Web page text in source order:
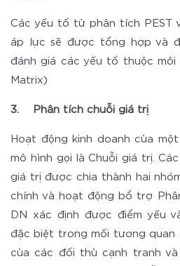
Các yếu tố từ phân tích PEST
áp lực sẽ được tổng hợp và
đánh giá các yếu tố thuộc môi
Matrix)
3. Phân tích chuỗi giá trị
Hoạt động kinh doanh của
mô hình gọi là Chuỗi giá trị.
giá trị được chia thành hai
chính và hoạt động bổ trợ
DN xác định được điểm yếu
đặc biệt trong mối tương quan
của các đối thủ cạnh tranh